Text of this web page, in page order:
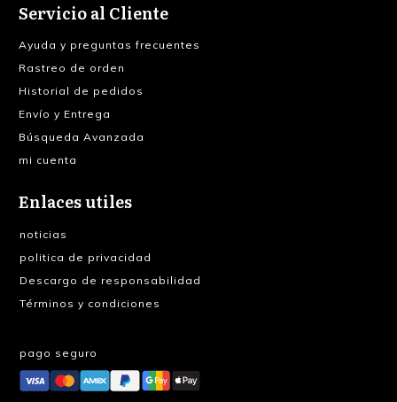
Servicio al Cliente
Ayuda y preguntas frecuentes
Rastreo de orden
Historial de pedidos
Envío y Entrega
Búsqueda Avanzada
mi cuenta
Enlaces utiles
noticias
politica de privacidad
Descargo de responsabilidad
Términos y condiciones
pago seguro